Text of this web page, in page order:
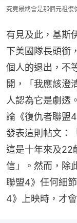
究竟最終會是那個元祖復
有見及此，基斯
下美國隊長頭銜
個人的退出，不
開，「我應該澄
人認為它是劇透
論《復仇者聯盟
發表這則帖文：
這是十年來及22
信」。然而，除
聯盟4》任何細
4》上映時，才